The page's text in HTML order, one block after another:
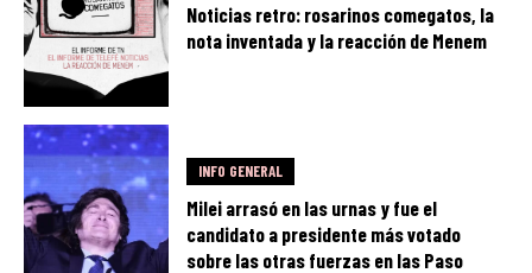
Noticias retro: rosarinos comegatos, la
nota inventada y la reacción de Menem
INFO GENERAL
Milei arrasó en las urnas y fue el
candidato a presidente más votado
sobre las otras fuerzas en las Paso